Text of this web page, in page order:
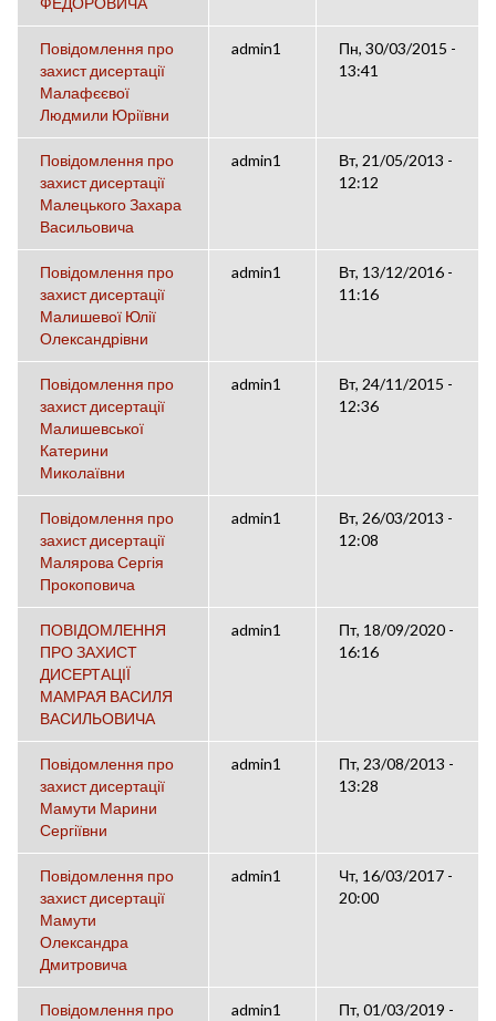
Повідомлення про
захист дисертації
Малафєєвої
Людмили Юріївни
admin1
Пн, 30/03/2015 -
13:41
Повідомлення про
захист дисертації
Малецького Захара
Васильовича
admin1
Вт, 21/05/2013 -
12:12
Повідомлення про
захист дисертації
Малишевої Юлії
Олександрівни
admin1
Вт, 13/12/2016 -
11:16
Повідомлення про
захист дисертації
Малишевської
Катерини
Миколаївни
admin1
Вт, 24/11/2015 -
12:36
Повідомлення про
захист дисертації
Малярова Сергія
Прокоповича
admin1
Вт, 26/03/2013 -
12:08
ПОВІДОМЛЕННЯ
ПРО ЗАХИСТ
ДИСЕРТАЦІЇ
МАМРАЯ ВАСИЛЯ
ВАСИЛЬОВИЧА
admin1
Пт, 18/09/2020 -
16:16
Повідомлення про
захист дисертації
Мамути Марини
Сергіївни
admin1
Пт, 23/08/2013 -
13:28
Повідомлення про
захист дисертації
Мамути
Олександра
Дмитровича
admin1
Чт, 16/03/2017 -
20:00
Повідомлення про
admin1
Пт, 01/03/2019 -